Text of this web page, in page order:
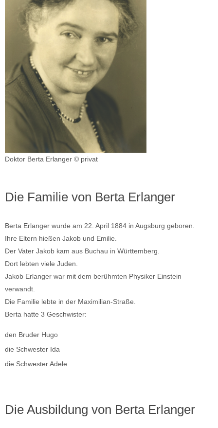
Doktor Berta Erlanger © privat
Die Familie von Berta Erlanger
Berta Erlanger wurde am 22. April 1884 in Augsburg geboren.
Ihre Eltern hießen Jakob und Emilie.
Der Vater Jakob kam aus Buchau in Württemberg.
Dort lebten viele Juden.
Jakob Erlanger war mit dem berühmten Physiker Einstein
verwandt.
Die Familie lebte in der Maximilian-Straße.
Berta hatte 3 Geschwister:
den Bruder Hugo
die Schwester Ida
die Schwester Adele
Die Ausbildung von Berta Erlanger